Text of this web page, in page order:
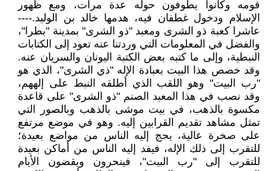
قومه وكانوا يطوفون حوله عدة مرات، ومع ظهور
الإسلام ودخول غطفان فيه، هدمها خالد بن الوليد.----
عاشرا كعبة ذو الشرى ومعبد "ذو الشرى" بمدينة "بطرا"،
والفضل في المعلومات التي وردتنا عنه تعود إلى الكتابات
النبطية، وإلى ما كتبه بعض الكتبة اليونان والسريان عنه.
وقد خصص هذا البيت بعبادة الإله "ذي الشرى"، الذي هو
"رب البيت" وهو اللقب الذي أطلقه النبط على إلههم،
وقد نصب في هذا المعبد الصنم "ذو الشرى" على قاعدة
مكسوة بالذهب، في بيت موشى بالذهب وبالصور التي
تمثل مشاهد تقديم القرابين إليه. وهو في موضع مرتفع
على صخرة عالية، يحج إليه الناس من مواضع بعيدة؛
للتقرب إلى ذلك الإله، فيفد إليه الناس من أماكن بعيدة
للتقرب إلى "رب البيت"، فينحرون ويقضون الأيام